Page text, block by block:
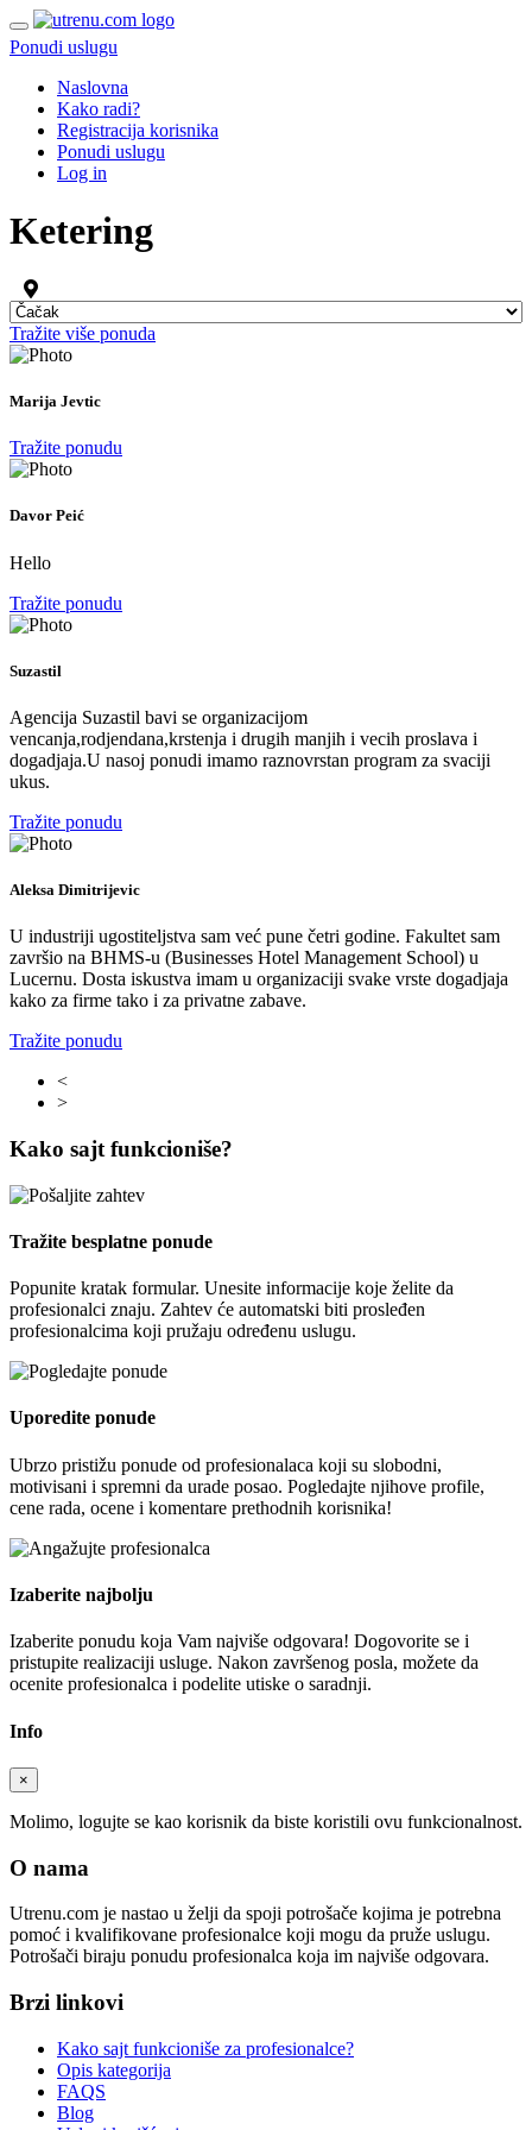
Ponudi uslugu
Naslovna
Kako radi?
Registracija korisnika
Ponudi uslugu
Log in
Ketering
Tražite više ponuda
Marija Jevtic
Tražite ponudu
Davor Peić
Hello
Tražite ponudu
Suzastil
Agencija Suzastil bavi se organizacijom
vencanja,rodjendana,krstenja i drugih manjih i vecih proslava i
dogadjaja.U nasoj ponudi imamo raznovrstan program za svaciji
ukus.
Tražite ponudu
Aleksa Dimitrijevic
U industriji ugostiteljstva sam već pune četri godine. Fakultet sam
završio na BHMS-u (Businesses Hotel Management School) u
Lucernu. Dosta iskustva imam u organizaciji svake vrste dogadjaja
kako za firme tako i za privatne zabave.
Tražite ponudu
<
>
Kako sajt funkcioniše?
Tražite besplatne ponude
Popunite kratak formular. Unesite informacije koje želite da
profesionalci znaju. Zahtev će automatski biti prosleđen
profesionalcima koji pružaju određenu uslugu.
Uporedite ponude
Ubrzo pristižu ponude od profesionalaca koji su slobodni,
motivisani i spremni da urade posao. Pogledajte njihove profile,
cene rada, ocene i komentare prethodnih korisnika!
Izaberite najbolju
Izaberite ponudu koja Vam najviše odgovara! Dogovorite se i
pristupite realizaciji usluge. Nakon završenog posla, možete da
ocenite profesionalca i podelite utiske o saradnji.
Info
×
Molimo, logujte se kao korisnik da biste koristili ovu funkcionalnost.
O nama
Utrenu.com je nastao u želji da spoji potrošače kojima je potrebna
pomoć i kvalifikovane profesionalce koji mogu da pruže uslugu.
Potrošači biraju ponudu profesionalca koja im najviše odgovara.
Brzi linkovi
Kako sajt funkcioniše za profesionalce?
Opis kategorija
FAQS
Blog